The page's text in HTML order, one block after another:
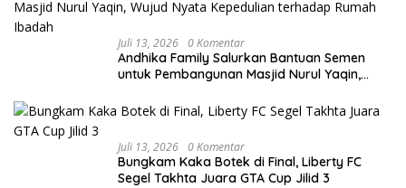
Juli 13, 2026 0 Komentar
Andhika Family Salurkan Bantuan Semen
untuk Pembangunan Masjid Nurul Yaqin,
Ibadah
Juli 13, 2026 0 Komentar
Bungkam Kaka Botek di Final, Liberty FC
Segel Takhta Juara GTA Cup Jilid 3